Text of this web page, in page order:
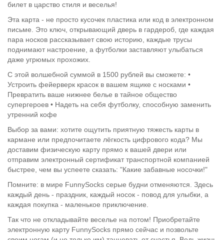
билет в царство стиля и веселья!
Эта карта - не просто кусочек пластика или код в электронном
письме. Это ключ, открывающий дверь в гардероб, где каждая
пара носков рассказывает свою историю, каждые трусы
поднимают настроение, а футболки заставляют улыбаться
даже угрюмых прохожих.
С этой волшебной суммой в 1500 рублей вы сможете: •
Устроить фейерверк красок в вашем ящике с носками •
Превратить ваше нижнее белье в тайное общество
супергероев • Надеть на себя футболку, способную заменить
утренний кофе
Выбор за вами: хотите ощутить приятную тяжесть карты в
кармане или предпочитаете лёгкость цифрового кода? Мы
доставим физическую карту прямо к вашей двери или
отправим электронный сертификат транспортной компанией
быстрее, чем вы успеете сказать: "Какие забавные носочки!"
Помните: в мире FunnySocks серые будни отменяются. Здесь
каждый день - праздник, каждый носок - повод для улыбки, а
каждая покупка - маленькое приключение.
Так что не откладывайте веселье на потом! Приобретайте
электронную карту FunnySocks прямо сейчас и позвольте